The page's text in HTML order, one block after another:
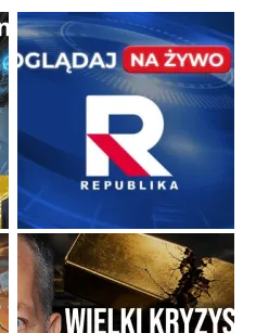
objawienia
wizerunku Maryi,
i bardziej surową treść jej